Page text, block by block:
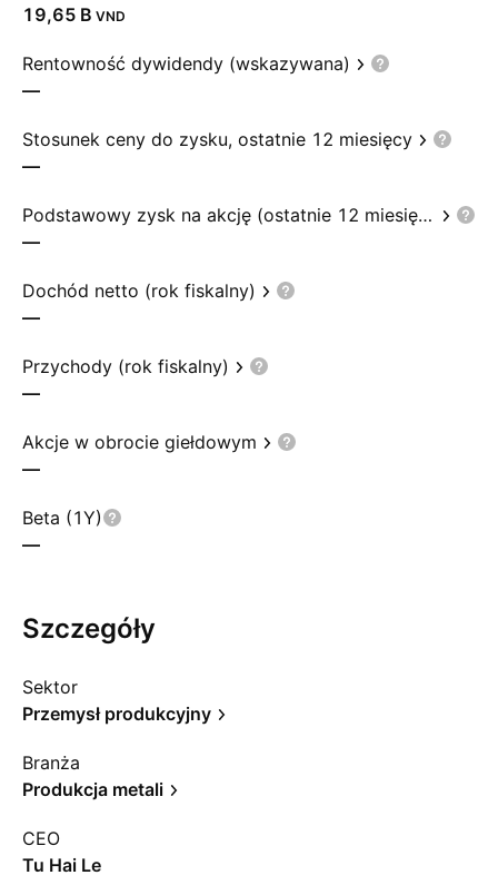
‪19,65 B‬ VND
Rentowność dywidendy (wskazywana)
—
Stosunek ceny do zysku, ostatnie 12 miesięcy
—
Podstawowy zysk na akcję (ostatnie 12 miesięcy)
—
Dochód netto (rok fiskalny)
—
Przychody (rok fiskalny)
—
Akcje w obrocie giełdowym
—
Beta (1Y)
—
Szczegóły
Sektor
Przemysł produkcyjny
Branża
Produkcja metali
CEO
Tu Hai Le